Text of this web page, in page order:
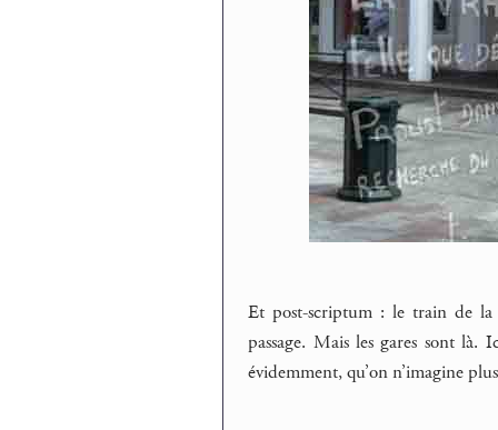
Et post-scriptum : le train de la
passage. Mais les gares sont
évidemment, qu’on n’imagine